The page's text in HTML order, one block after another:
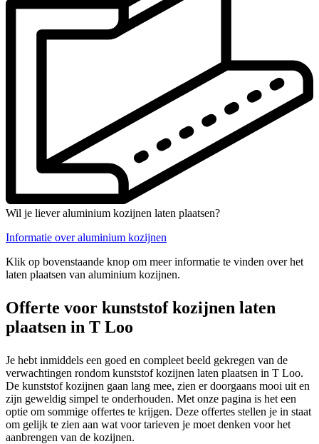
Wil je liever aluminium kozijnen laten plaatsen?
Informatie over aluminium kozijnen
Klik op bovenstaande knop om meer informatie te vinden over het
laten plaatsen van aluminium kozijnen.
Offerte voor kunststof kozijnen laten
plaatsen in T Loo
Je hebt inmiddels een goed en compleet beeld gekregen van de
verwachtingen rondom kunststof kozijnen laten plaatsen in T Loo.
De kunststof kozijnen gaan lang mee, zien er doorgaans mooi uit en
zijn geweldig simpel te onderhouden. Met onze pagina is het een
optie om sommige offertes te krijgen. Deze offertes stellen je in staat
om gelijk te zien aan wat voor tarieven je moet denken voor het
aanbrengen van de kozijnen.